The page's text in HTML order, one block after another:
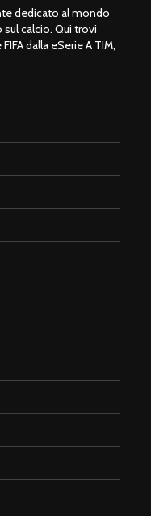
dedicato al mondo
calcio. Qui trovi
dalla eSerie A TIM,